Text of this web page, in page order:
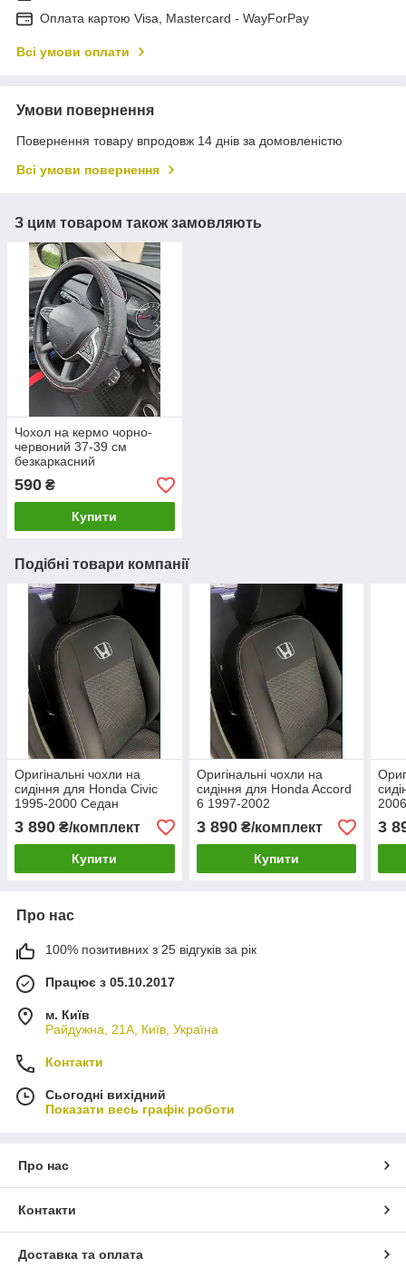
Оплата картою Visa, Mastercard - WayForPay
Всі умови оплати
Умови повернення
Повернення товару впродовж 14 днів за домовленістю
Всі умови повернення
З цим товаром також замовляють
Чохол на кермо чорно-
червоний 37-39 см
безкаркасний
590 ₴
Купити
Подібні товари компанії
Оригінальні чохли на
сидіння для Honda Сivic
1995-2000 Седан
3 890 ₴/комплект
Купити
Оригінальні чохли на
сидіння для Honda Accord
6 1997-2002
3 890₴/комплект
Купити
3
Про нас
100% позитивних з 25 відгуків за рік
Працює з 05.10.2017
м. Київ
Райдужна, 21А, Київ, Україна
Контакти
Сьогодні вихідний
Показати весь графік роботи
Про нас
Контакти
Доставка та оплата